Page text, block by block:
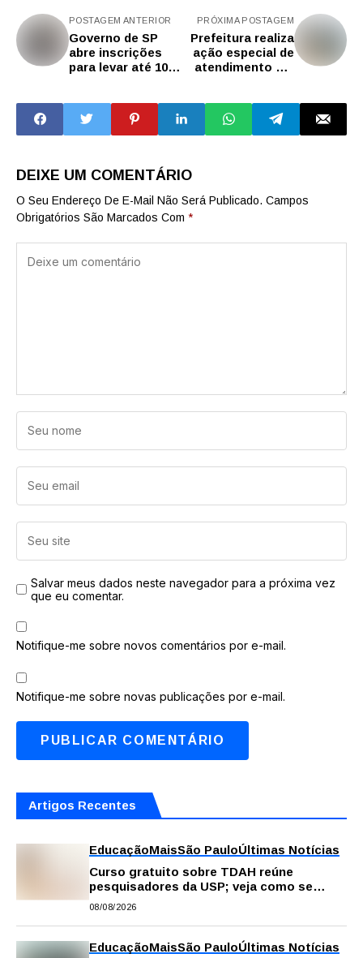
POSTAGEM ANTERIOR
Governo de SP
abre inscrições
para levar até 10
maiores eventos
sobre artes do
mundo
PRÓXIMA POSTAGEM
Prefeitura realiza
ação especial de
atendimento em
DEIXE UM COMENTÁRIO
O Seu Endereço De E-Mail Não Será Publicado. Campos
Obrigatórios São Marcados Com *
Salvar meus dados neste navegador para a próxima vez
que eu comentar.
Notifique-me sobre novos comentários por e-mail.
Notifique-me sobre novas publicações por e-mail.
Artigos Recentes
EducaçãoMaisSão PauloÚltimas Notícias
Curso gratuito sobre TDAH reúne
pesquisadores da USP; veja como se
inscrever
08/08/2026
EducaçãoMaisSão PauloÚltimas Notícias